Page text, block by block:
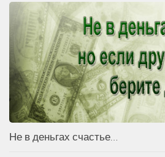
Не в деньгах счастье…